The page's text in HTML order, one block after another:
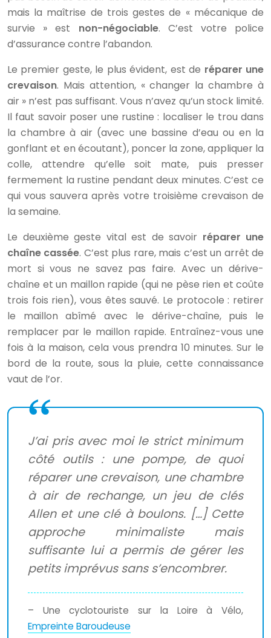
mais la maîtrise de trois gestes de « mécanique de
survie » est non-négociable. C’est votre police
d’assurance contre l’abandon.
Le premier geste, le plus évident, est de réparer une
crevaison. Mais attention, « changer la chambre à
air » n’est pas suffisant. Vous n’avez qu’un stock limité.
Il faut savoir poser une rustine : localiser le trou dans
la chambre à air (avec une bassine d’eau ou en la
gonflant et en écoutant), poncer la zone, appliquer la
colle, attendre qu’elle soit mate, puis presser
fermement la rustine pendant deux minutes. C’est ce
qui vous sauvera après votre troisième crevaison de
la semaine.
Le deuxième geste vital est de savoir réparer une
chaîne cassée. C’est plus rare, mais c’est un arrêt de
mort si vous ne savez pas faire. Avec un dérive-
chaîne et un maillon rapide (qui ne pèse rien et coûte
trois fois rien), vous êtes sauvé. Le protocole : retirer
le maillon abîmé avec le dérive-chaîne, puis le
remplacer par le maillon rapide. Entraînez-vous une
fois à la maison, cela vous prendra 10 minutes. Sur le
bord de la route, sous la pluie, cette connaissance
vaut de l’or.
J’ai pris avec moi le strict minimum
côté outils : une pompe, de quoi
réparer une crevaison, une chambre
à air de rechange, un jeu de clés
Allen et une clé à boulons. […] Cette
approche minimaliste mais
suffisante lui a permis de gérer les
petits imprévus sans s’encombrer.
– Une cyclotouriste sur la Loire à Vélo,
Empreinte Baroudeuse